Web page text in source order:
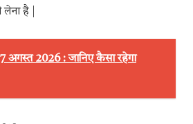
है |
अगस्त 2026 : जानिए कैसा रहेगा